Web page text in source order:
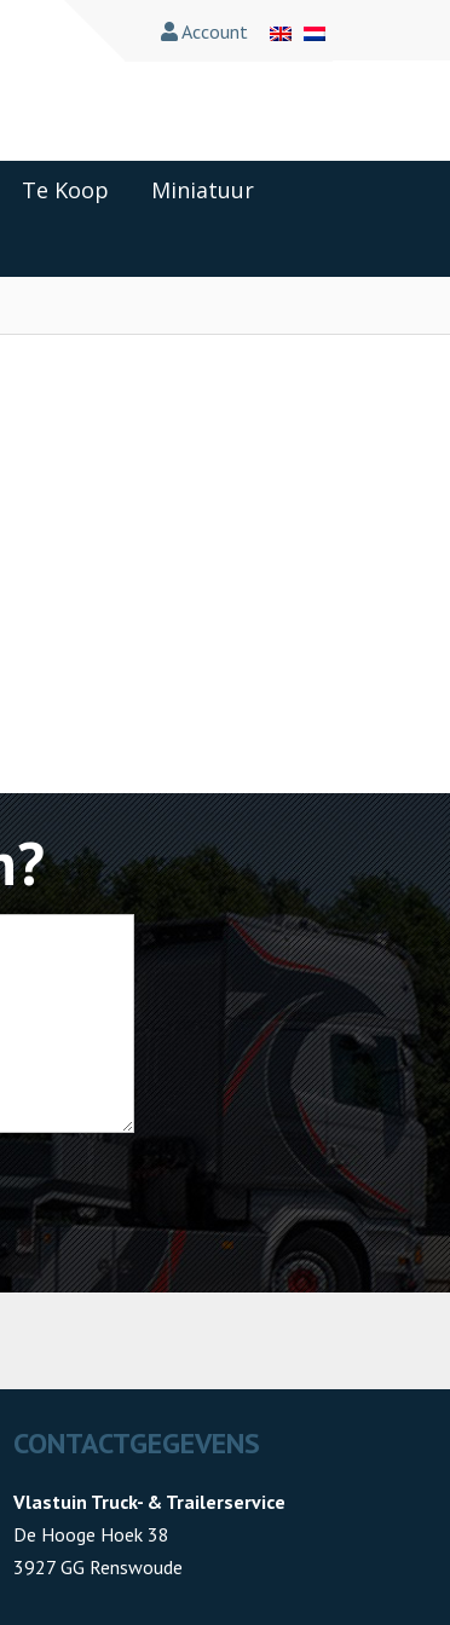
Account
Te Koop
Miniatuur
CONTACTGEGEVENS
Vlastuin Truck- & Trailerservice
De Hooge Hoek 38
3927 GG Renswoude